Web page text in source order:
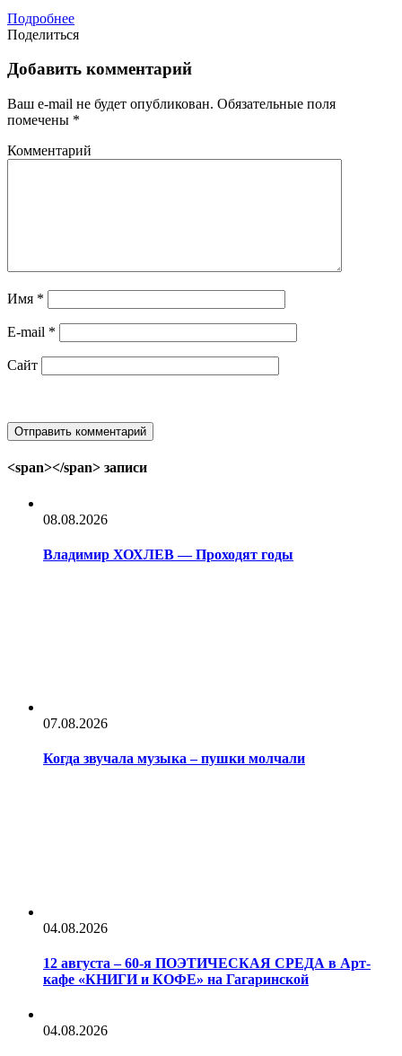
Подробнее
Поделиться
Добавить комментарий
Ваш e-mail не будет опубликован. Обязательные поля
помечены *
Комментарий
Имя *
E-mail *
Сайт
<span></span> записи
08.08.2026
Владимир ХОХЛЕВ — Проходят годы
07.08.2026
Когда звучала музыка – пушки молчали
04.08.2026
12 августа – 60-я ПОЭТИЧЕСКАЯ СРЕДА в Арт-
кафе «КНИГИ и КОФЕ» на Гагаринской
04.08.2026